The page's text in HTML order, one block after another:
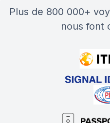
plus de 800 000+ voyageurs et partenaires
nous font